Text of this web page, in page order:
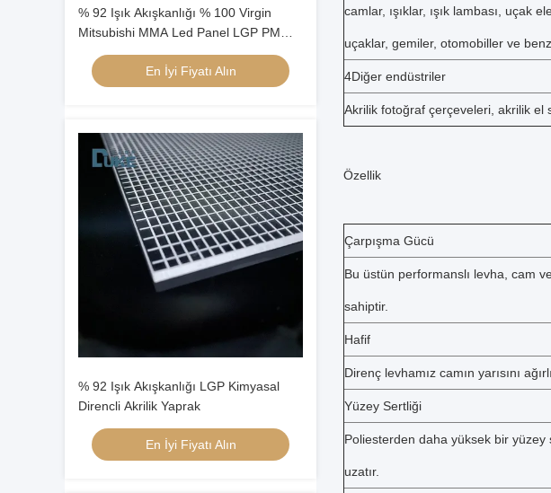
% 92 Işık Akışkanlığı % 100 Virgin
Mitsubishi MMA Led Panel LGP PMMA
Mma Akrilik Yaprak
En İyi Fiyatı Alın
% 92 Işık Akışkanlığı LGP Kimyasal
Direncli Akrilik Yaprak
En İyi Fiyatı Alın
camlar, ışıklar, ışık lambası, uçak
uçaklar, gemiler, otomobiller ve
4Diğer endüstriler
Akrilik fotoğraf çerçeveleri, akrilik el
Özellik
Çarpışma Gücü
Bu üstün performanslı levha, cam
sahiptir.
Hafif
Direnç levhamız camın yarısını
Yüzey Sertliği
Poliesterden daha yüksek bir yüzey
uzatır.